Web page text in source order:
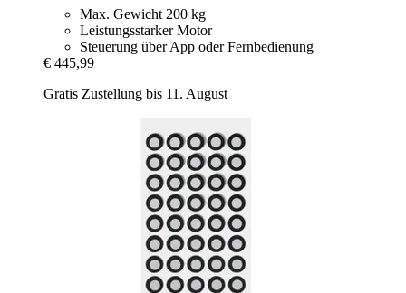
Max. Gewicht 200 kg
Leistungsstarker Motor
Steuerung über App oder Fernbedienung
€ 445,99
Gratis Zustellung bis 11. August